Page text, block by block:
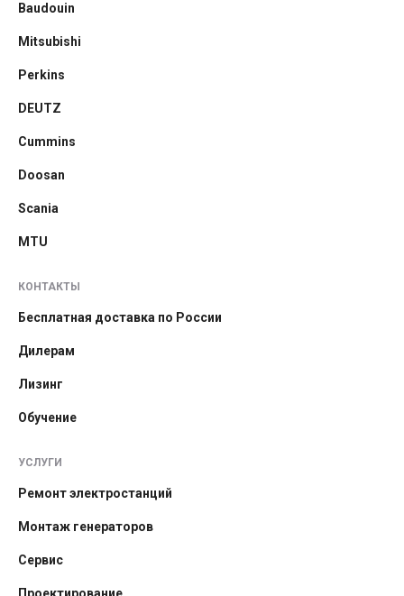
Baudouin
Mitsubishi
Perkins
DEUTZ
Cummins
Doosan
Scania
MTU
КОНТАКТЫ
Бесплатная доставка по России
Дилерам
Лизинг
Обучение
УСЛУГИ
Ремонт электростанций
Монтаж генераторов
Сервис